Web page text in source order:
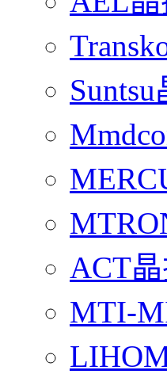
Suntsu
ACT
MTI-